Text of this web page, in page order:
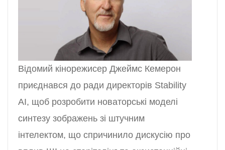
Відомий кінорежисер Джеймс Кемерон
приєднався до ради директорів Stability
AI, щоб розробити новаторські моделі
синтезу зображень зі штучним
інтелектом, що спричинило дискусію про